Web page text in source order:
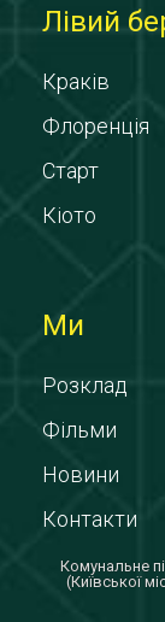
Лівий
Краків
Флоренція
Старт
Кіото
Ми
Розклад
Фільми
Новини
Контакти
Комунальне
(Київської